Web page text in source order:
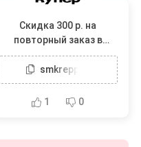
Скидка 300 р. на
повторный заказ в
Самокате при заказе от
1200 р.
smkreppnb
1 0